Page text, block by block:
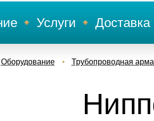
Услуги Доставка
Оборудование Трубопроводная